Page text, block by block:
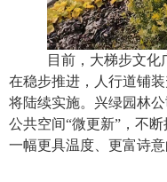
目前，大梯步文
在稳步推进，人行道铺
将陆续实施。兴绿园林
公共空间“微更新”，不
一幅更具温度、更富诗意